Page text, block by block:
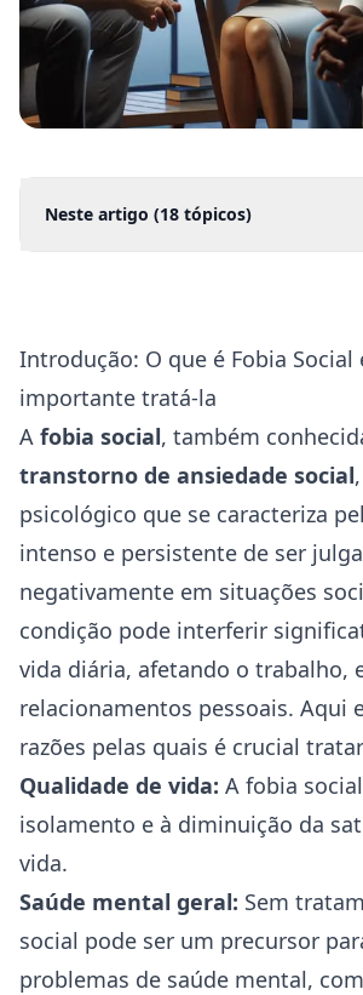
Neste artigo (18 tópicos)
Introdução: O que é Fobia Social
importante tratá-la
A fobia social, também
transtorno de ansiedade social
psicológico que se caracteriza
intenso e persistente de ser
negativamente em situações
condição pode interferir
vida diária, afetando o trabalho,
relacionamentos pessoais. Aqui
razões pelas quais é crucial
Qualidade de vida: A fobia
isolamento e à diminuição da
vida.
Saúde mental geral: Sem
social pode ser um precursor
problemas de saúde mental,